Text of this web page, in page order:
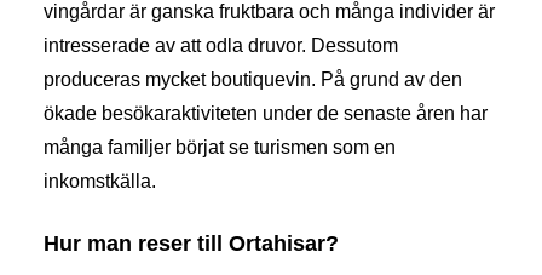
vingårdar är ganska fruktbara och många individer är
intresserade av att odla druvor. Dessutom
produceras mycket boutiquevin. På grund av den
ökade besökaraktiviteten under de senaste åren har
många familjer börjat se turismen som en
inkomstkälla.
Hur man reser till Ortahisar?